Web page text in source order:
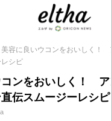
美容に良いウコンをおいしく！
レシピ
コンをおいしく！
伝スムージーレシピ